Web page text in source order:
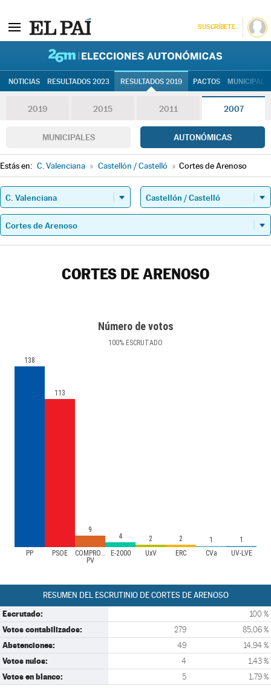
SUSCRÍBETE
NOTICIAS RESULTADOS 2023 RESULTADOS 2019 PACTOS
2019 2015 2011 2007
MUNICIPALES AUTONÓMICAS
Estás en: C. Valenciana » Castellón / Castelló » Cortes de Arenoso
CORTES DE ARENOSO
Número de votos
100% ESCRUTADO
PP PSOE
COMPROMIS
PV
E-2000 UxV ERC CVa UV-LVE
138
113
9
4 2 2 1 1
RESUMEN DEL ESCRUTINIO DE CORTES DE ARENOSO
Escrutado: 100 %
Votos contabilizados: 279 85,06 %
Abstenciones: 49 14,94 %
Votos nulos: 4 1,43 %
Votos en blanco: 5 1,79 %